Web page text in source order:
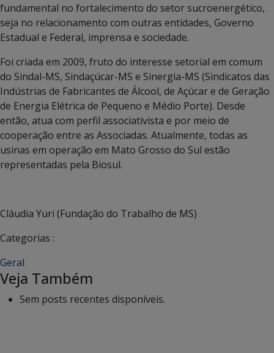
fundamental no fortalecimento do setor sucroenergético,
seja no relacionamento com outras entidades, Governo
Estadual e Federal, imprensa e sociedade.
Foi criada em 2009, fruto do interesse setorial em comum
do Sindal-MS, Sindaçúcar-MS e Sinergia-MS (Sindicatos das
Indústrias de Fabricantes de Álcool, de Açúcar e de Geração
de Energia Elétrica de Pequeno e Médio Porte). Desde
então, atua com perfil associativista e por meio de
cooperação entre as Associadas. Atualmente, todas as
usinas em operação em Mato Grosso do Sul estão
representadas pela Biosul.
Cláudia Yuri (Fundação do Trabalho de MS)
Categorias :
Geral
Veja Também
Sem posts recentes disponíveis.